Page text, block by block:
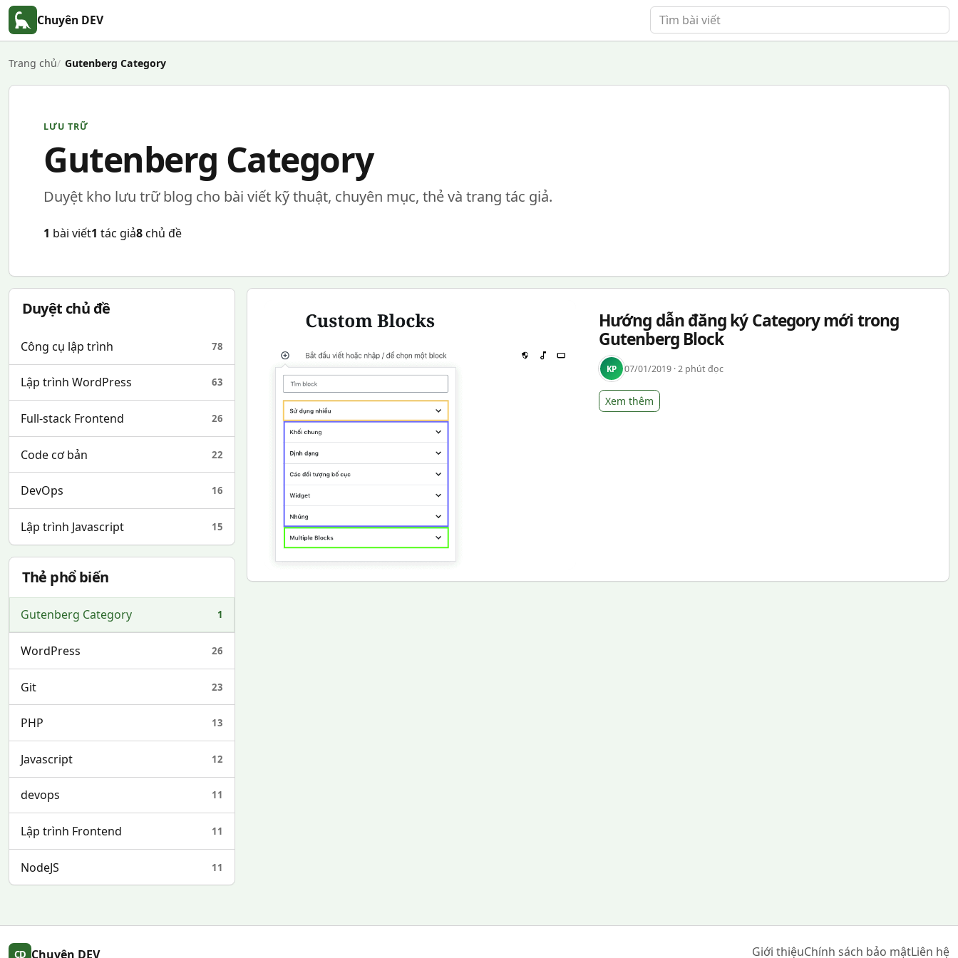
Chuyên DEV Tìm bài viết
Trang chủ Gutenberg Category
LƯU TRỮ
Gutenberg Category
Duyệt kho lưu trữ blog cho bài viết kỹ thuật, chuyên mục, thẻ và trang tác giả.
1 bài viết1 tác giả8chủ đề
Duyệt chủ đề
Công cụ lập trình 78
Lập trình WordPress 63
Full-stack Frontend 26
Code cơ bản 22
DevOps 16
Lập trình Javascript 15
Thẻ phổ biến
Gutenberg Category 1
WordPress 26
Git 23
PHP 13
Javascript 12
devops 11
Lập trình Frontend 11
NodeJS 11
Hướng dẫn đăng ký Category mới trong
Gutenberg Block
KP 07/01/2019 · 2 phút đọc
Xem thêm
CD Chuyên DEV Giới thiệuChính sách bảo mậtLiên hệ